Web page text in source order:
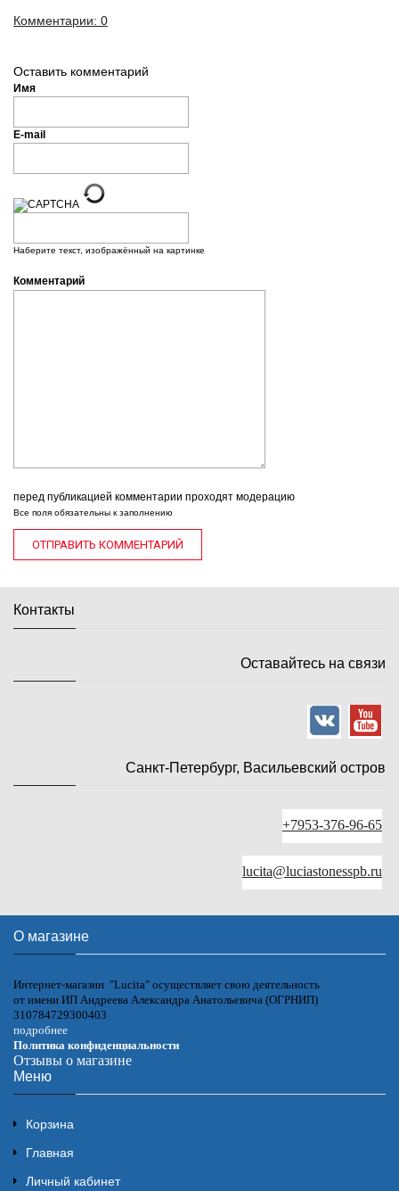
Комментарии: 0
Оставить комментарий
Имя
E-mail
Наберите текст, изображённый на картинке
Комментарий
перед публикацией комментарии проходят модерацию
Все поля обязательны к заполнению
Контакты
Оставайтесь на связи
Санкт-Петербург, Васильевский остров
+7953-376-96-65
lucita@luciastonesspb.ru
О магазине
Интернет-магазин "Lucita" осуществляет свою деятельность
от имени ИП Андреева Александра Анатольевича (ОГРНИП)
310784729300403
подробнее
Политика конфиденциальности
Отзывы о магазине
Меню
Корзина
Главная
Личный кабинет